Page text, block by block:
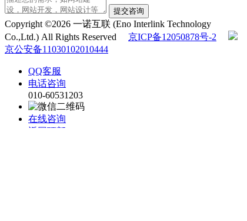
提交咨询
Copyright ©2026 一诺互联 (Eno Interlink Technology
Co.,Ltd.) All Rights Reserved 京ICP备12050878号-2
京公安备11030102010444
QQ客服
电话咨询
010-60531203
在线咨询
返回顶部